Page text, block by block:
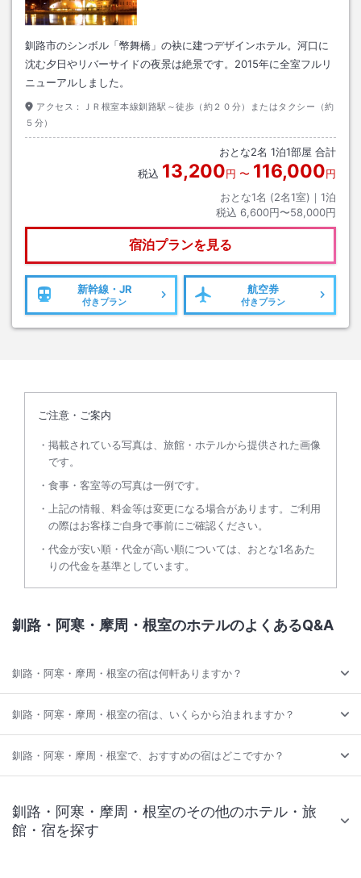
釧路市のシンボル「幣舞橋」の袂に建つデザインホテル。河口に
沈む夕日やリバーサイドの夜景は絶景です。2015年に全室フルリ
ニューアルしました。
アクセス：
ＪＲ根室本線釧路駅～徒歩（約２０分）またはタクシー（約
５分）
おとな2名 1泊1部屋 合計
税込 13,200円 〜 116,000円
おとな1名 (2名1室)｜ 1泊
税込 6,600円〜58,000円
宿泊プランを見る
新幹線・JR
付きプラン
航空券
付きプラン
ご注意・ご案内
掲載されている写真は、旅館・ホテルから提供された画像
です。
食事・客室等の写真は一例です。
上記の情報、料金等は変更になる場合があります。ご利用
の際はお客様ご自身で事前にご確認ください。
代金が安い順・代金が高い順については、おとな1名あた
りの代金を基準としています。
釧路・阿寒・摩周・根室のホテルのよくあるQ&A
釧路・阿寒・摩周・根室の宿は何軒ありますか？
釧路・阿寒・摩周・根室の宿は、いくらから泊まれますか？
釧路・阿寒・摩周・根室で、おすすめの宿はどこですか？
釧路・阿寒・摩周・根室のその他のホテル・旅
館・宿を探す